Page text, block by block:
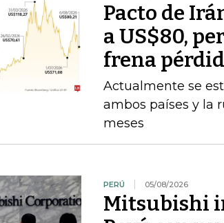
Pacto de
a US$80,
frena
Actualmente se
ambos países y la
meses
PERÚ 05/08/2026
Mitsubishi